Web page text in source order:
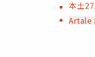
本土
Artale